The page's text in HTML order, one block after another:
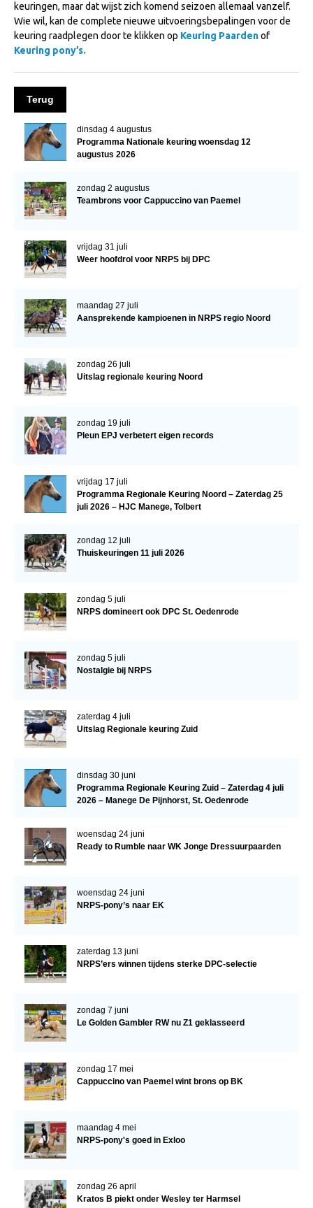
Zoek een hengst
HENGSTEN ONLINE
ZADEL 2026
Verrichtingsonderzoek NRPS
Verrichtingsonderzoek 2024-2025
Verrichtingsonderzoek 2022-2023
Verrichtingsonderzoek 2019-2020
Sport
Paard te koop
Inloggen
CONTACT
REGIO'S
Bestuur Regio Noord
Regio Midden
Bestuur Regio Midden
Regio West
Regio Zuid
Word vrijiwilliger
KALENDER
Evenementen
ACCOUNT AANMAKEN
keuringen, maar dat wijst zich komend seizoen allemaal vanzelf.
Wie wil, kan de complete nieuwe uitvoeringsbepalingen voor de
keuring raadplegen door te klikken op Keuring Paardenof
Keuring pony’s.
Terug
dinsdag 4 augustus
Programma Nationale keuring woensdag 12
augustus 2026
zondag 2 augustus
Teambrons voor Cappuccino van Paemel
vrijdag 31 juli
Weer hoofdrol voor NRPS bij DPC
maandag 27 juli
Aansprekende kampioenen in NRPS regio Noord
zondag 26 juli
Uitslag regionale keuring Noord
zondag 19 juli
Pleun EPJ verbetert eigen records
vrijdag 17 juli
Programma Regionale Keuring Noord – Zaterdag 25
juli 2026 – HJC Manege, Tolbert
zondag 12 juli
Thuiskeuringen 11 juli 2026
zondag 5 juli
NRPS domineert ook DPC St. Oedenrode
zondag 5 juli
Nostalgie bij NRPS
zaterdag 4 juli
Uitslag Regionale keuring Zuid
dinsdag 30 juni
Programma Regionale Keuring Zuid – Zaterdag 4 juli
2026 – Manege De Pijnhorst, St. Oedenrode
woensdag 24 juni
Ready to Rumble naar WK Jonge Dressuurpaarden
woensdag 24 juni
NRPS-pony’s naar EK
zaterdag 13 juni
NRPS’ers winnen tijdens sterke DPC-selectie
zondag 7 juni
Le Golden Gambler RW nu Z1 geklasseerd
zondag 17 mei
Cappuccino van Paemel wint brons op BK
maandag 4 mei
NRPS-pony's goed in Exloo
zondag 26 april
Kratos B piekt onder Wesley ter Harmsel